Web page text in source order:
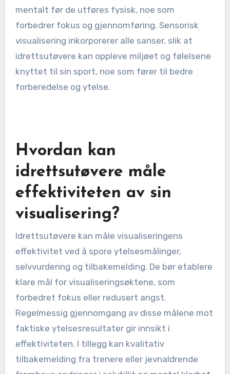
mental øvelse og sensorisk visualisering har vist
seg å være vellykkede i å forbedre sportsytelse.
Guidet bilder involverer å skape levende mentale
bilder av vellykkede prestasjoner, noe som
hjelper idrettsutøvere med å bygge selvtillit.
Mental øvelse fokuserer på å øve på ferdigheter
idrettsutøvere kan oppleve miljøet og følelsene
knyttet til sin sport, noe som fører til bedre
forberedelse og ytelse.
Hvordan kan
idrettsutøvere måle